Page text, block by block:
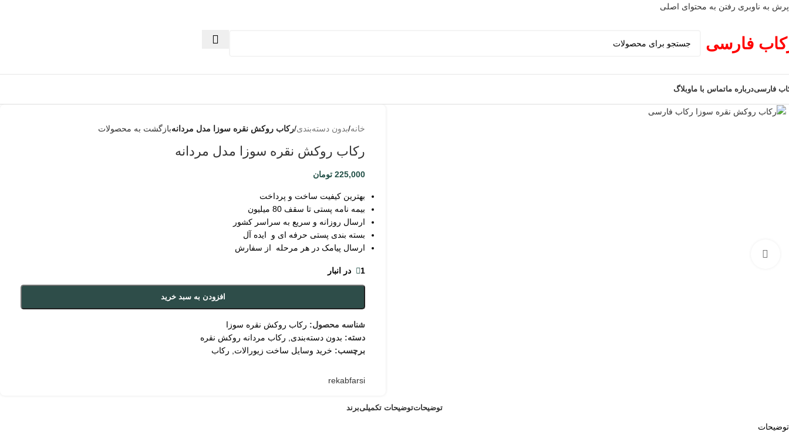
پرش به ناوبری رفتن به محتوای اصلی
فارسی
فارسیدرباره ماتماس با ماوبلاگ
خانه/بدون دسته‌بندی/رکاب روکش نقره سوزا مدل مردانهبازگشت به محصولات
رکاب روکش نقره سوزا مدل مردانه
225,000 تومان
بهترین کیفیت ساخت و پرداخت
بیمه نامه پستی تا سقف 80 میلیون
ارسال روزانه و سریع به سراسر کشور
بسته بندی پستی حرفه ای و ایده آل
ارسال پیامک در هر مرحله از سفارش
1 در انبار
افزودن به سبد خرید
شناسه محصول: رکاب روکش نقره سوزا
دسته: بدون دسته‌بندی
رکاب مردانه روکش نقره
برچسب: خرید وسایل ساخت زیورالات رکاب
rekabfarsi
توضیحاتتوضیحات تکمیلیبرند
توضیحات